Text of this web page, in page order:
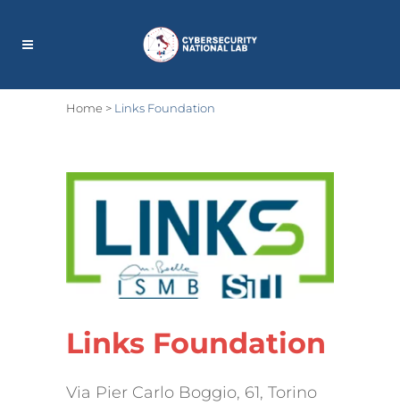
Home > Links Foundation
Links Foundation
Via Pier Carlo Boggio, 61, Torino